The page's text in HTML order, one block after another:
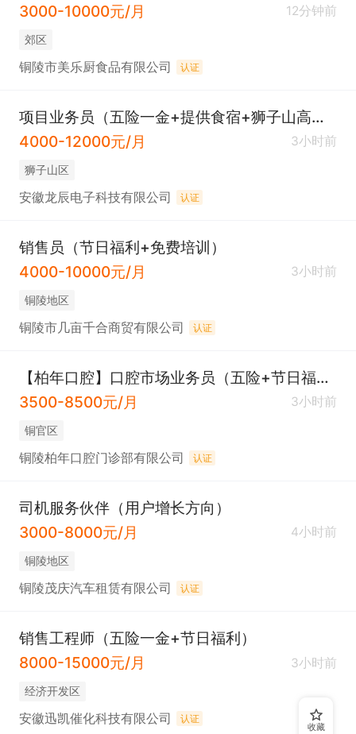
3000-10000元/月
12分钟前
郊区
铜陵市美乐厨食品有限公司 认证
项目业务员（五险一金+提供食宿+狮子山高新区）
4000-12000元/月
3小时前
狮子山区
安徽龙辰电子科技有限公司 认证
销售员（节日福利+免费培训）
4000-10000元/月
3小时前
铜陵地区
铜陵市几亩千合商贸有限公司 认证
【柏年口腔】口腔市场业务员（五险+节日福利+餐补+8小时）
3500-8500元/月
3小时前
铜官区
铜陵柏年口腔门诊部有限公司 认证
司机服务伙伴（用户增长方向）
3000-8000元/月
4小时前
铜陵地区
铜陵茂庆汽车租赁有限公司 认证
销售工程师（五险一金+节日福利）
8000-15000元/月
3小时前
经济开发区
安徽迅凯催化科技有限公司 认证
收藏